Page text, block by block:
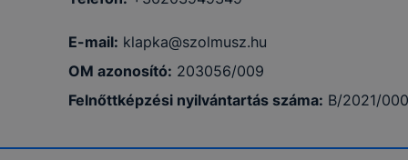
E-mail: klapka@szolmusz.hu
OM azonosító: 203056/009
Felnőttképzési nyilvántartás száma: B/2021/